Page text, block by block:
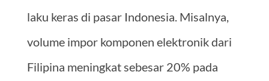
laku keras di pasar Indonesia. Misalnya,
volume impor komponen elektronik dari
Filipina meningkat sebesar 20% pada